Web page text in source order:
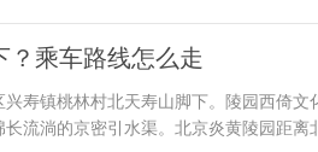
？乘车路线怎么走
寿镇桃林村北天寿山脚下。陵园西倚
流淌的京密引水渠。北京炎黄陵园距离